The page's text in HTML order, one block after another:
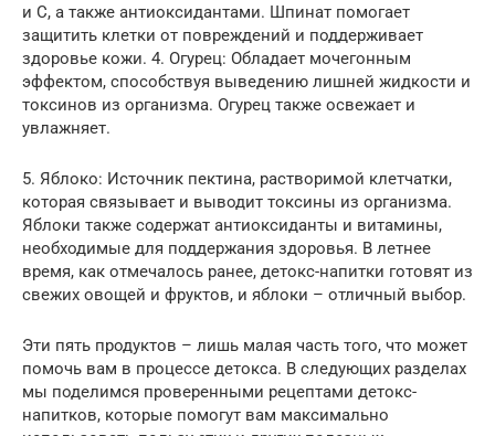
и С, а также антиоксидантами. Шпинат помогает
защитить клетки от повреждений и поддерживает
здоровье кожи. 4. Огурец: Обладает мочегонным
эффектом, способствуя выведению лишней жидкости и
токсинов из организма. Огурец также освежает и
увлажняет.
5. Яблоко: Источник пектина, растворимой клетчатки,
которая связывает и выводит токсины из организма.
Яблоки также содержат антиоксиданты и витамины,
необходимые для поддержания здоровья. В летнее
время, как отмечалось ранее, детокс-напитки готовят из
свежих овощей и фруктов, и яблоки – отличный выбор.
Эти пять продуктов – лишь малая часть того, что может
помочь вам в процессе детокса. В следующих разделах
мы поделимся проверенными рецептами детокс-
напитков, которые помогут вам максимально